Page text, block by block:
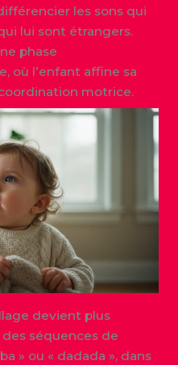
les sons qui
lui sont étrangers.
phase
où l’enfant affine sa
motrice.
devient plus
séquences de
» ou « dadada », dans